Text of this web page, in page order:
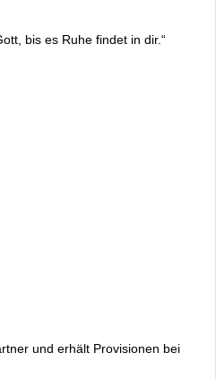
bis es Ruhe findet in dir.“
und erhält Provisionen bei